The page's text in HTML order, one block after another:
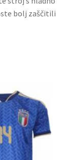
bolj zaščitili